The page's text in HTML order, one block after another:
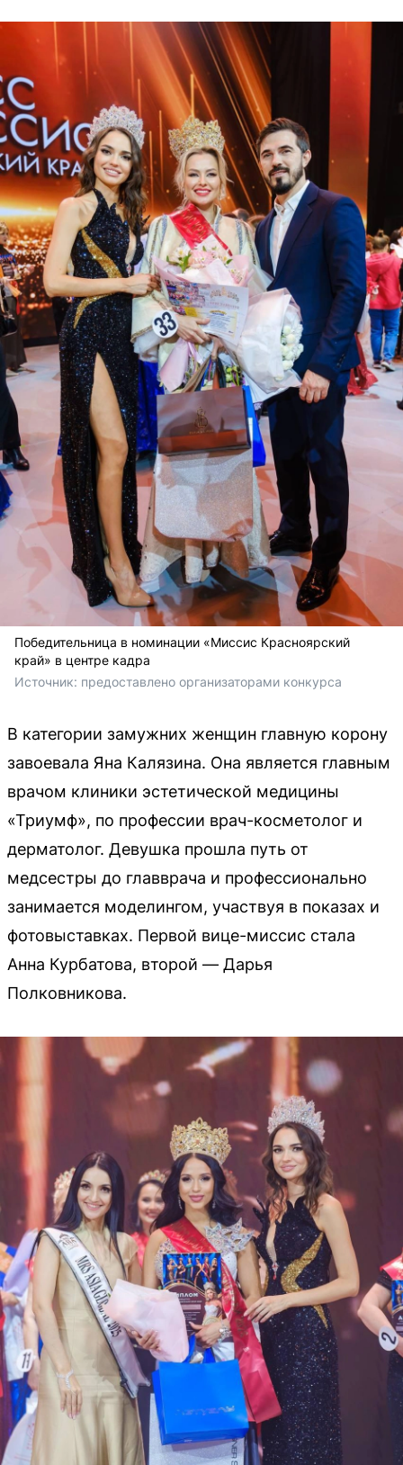
Победительница в номинации «Миссис Красноярский
край» в центре кадра
Источник: предоставлено организаторами конкурса
В категории замужних женщин главную корону
завоевала Яна Калязина. Она является главным
врачом клиники эстетической медицины
«Триумф», по профессии врач-косметолог и
дерматолог. Девушка прошла путь от
медсестры до главврача и профессионально
занимается моделингом, участвуя в показах и
фотовыставках. Первой вице-миссис стала
Анна Курбатова, второй — Дарья
Полковникова.